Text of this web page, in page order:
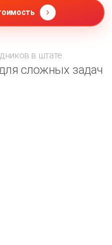
в штате
сложных задач